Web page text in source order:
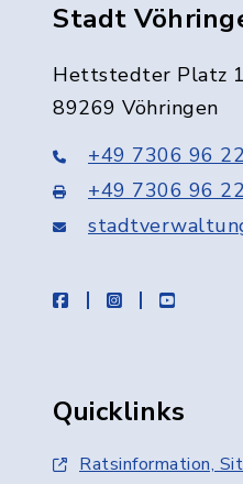
Stadt
Hettstedter Platz 1
89269 Vöhringen
+49 7306 96
+49 7306 96
facebookinstagramyoutube
Quicklinks
Ratsinformation,